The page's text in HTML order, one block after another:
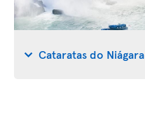
Cataratas do Niágara